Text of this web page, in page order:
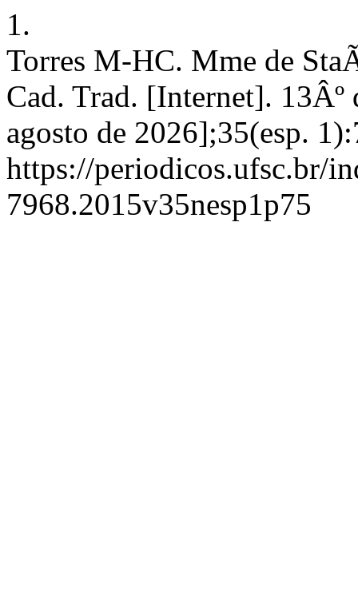
1.
Torres M-HC. Mme de
Cad. Trad. [Internet].
agosto de 2026];35(esp.
https://periodicos.ufsc.br/
7968.2015v35nesp1p75